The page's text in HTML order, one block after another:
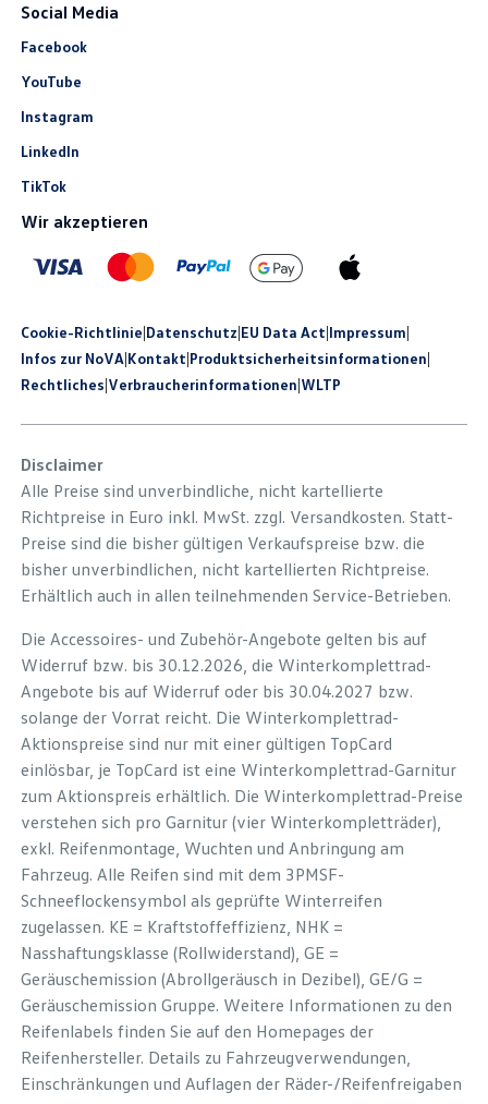
Social Media
Facebook
YouTube
Instagram
LinkedIn
TikTok
Wir akzeptieren
Cookie-Richtlinie|Datenschutz|EU Data Act|Impressum|
Infos zur NoVA|Kontakt|Produkt­sicherheits­informationen|
Rechtliches|Verbraucherinformationen|WLTP
Disclaimer
Alle Preise sind unverbindliche, nicht kartellierte
Richtpreise in Euro inkl. MwSt. zzgl. Versandkosten. Statt-
Preise sind die bisher gültigen Verkaufspreise bzw. die
bisher unverbindlichen, nicht kartellierten Richtpreise.
Erhältlich auch in allen teilnehmenden Service-Betrieben.
Die Accessoires- und Zubehör-Angebote gelten bis auf
Widerruf bzw. bis 30.12.2026, die Winterkomplettrad-
Angebote bis auf Widerruf oder bis 30.04.2027 bzw.
solange der Vorrat reicht. Die Winterkomplettrad-
Aktionspreise sind nur mit einer gültigen TopCard
einlösbar, je TopCard ist eine Winterkomplettrad-Garnitur
zum Aktionspreis erhältlich. Die Winterkomplettrad-Preise
verstehen sich pro Garnitur (vier Winterkompletträder),
exkl. Reifenmontage, Wuchten und Anbringung am
Fahrzeug. Alle Reifen sind mit dem 3PMSF-
Schneeflockensymbol als geprüfte Winterreifen
zugelassen. KE = Kraftstoffeffizienz, NHK =
Nasshaftungsklasse (Rollwiderstand), GE =
Geräuschemission (Abrollgeräusch in Dezibel), GE/G =
Geräuschemission Gruppe. Weitere Informationen zu den
Reifenlabels finden Sie auf den Homepages der
Reifenhersteller. Details zu Fahrzeugverwendungen,
Einschränkungen und Auflagen der Räder-/Reifenfreigaben